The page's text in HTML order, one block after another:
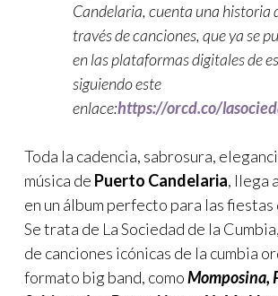
Candelaria, cuenta una historia
través de canciones, que ya se
en las plataformas digitales de
siguiendo este
enlace:https://orcd.co/
Toda la cadencia, sabrosura,
música de Puerto Candelaria, llega
en un álbum perfecto para las
Se trata de La Sociedad de la
de canciones icónicas de la cumbia
formato big band, comoMomposina,